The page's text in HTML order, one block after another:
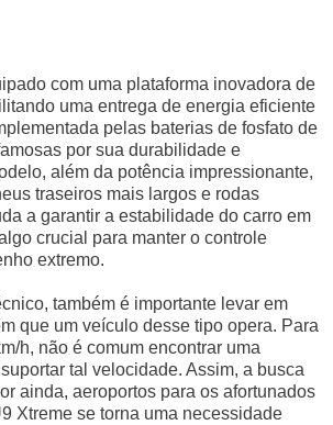
com uma plataforma inovadora de
uma entrega de energia eficiente
pelas baterias de fosfato de
por sua durabilidade e
além da potência impressionante,
traseiros mais largos e rodas
a garantir a estabilidade do carro em
crucial para manter o controle
extremo.
também é importante levar em
que um veículo desse tipo opera. Para
h, não é comum encontrar uma
tal velocidade. Assim, a busca
ainda, aeroportos para os afortunados
Xtreme se torna uma necessidade